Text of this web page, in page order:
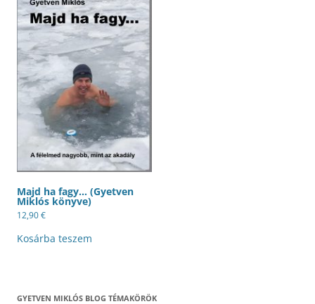
Majd ha fagy… (Gyetven
Miklós könyve)
12,90€
Kosárba teszem
GYETVEN MIKLÓS BLOG TÉMAKÖRÖK